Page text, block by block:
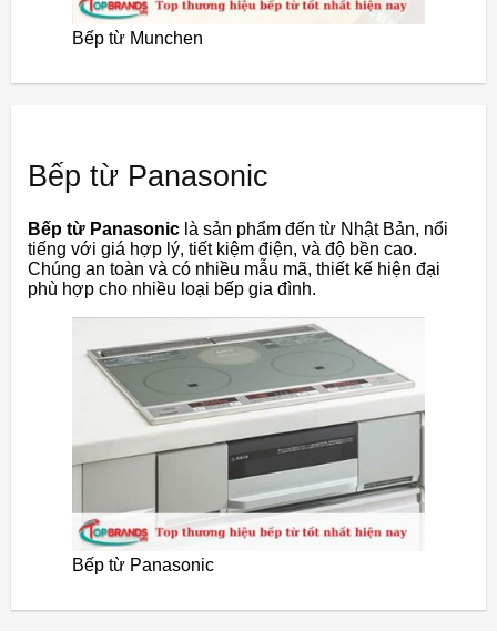
Bếp từ Munchen
Bếp từ Panasonic
Bếp từ Panasonic là sản phẩm đến từ Nhật Bản, nổi
tiếng với giá hợp lý, tiết kiệm điện, và độ bền cao.
Chúng an toàn và có nhiều mẫu mã, thiết kế hiện đại
phù hợp cho nhiều loại bếp gia đình.
Bếp từ Panasonic